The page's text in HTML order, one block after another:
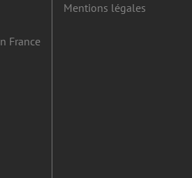
France
Mentions légales